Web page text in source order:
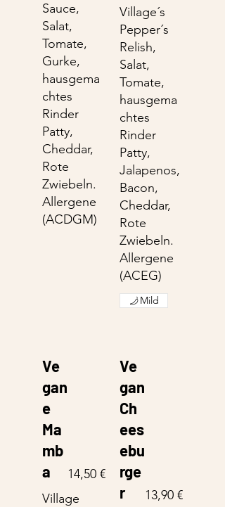
Sauce,
Salat,
Tomate,
Gurke,
hausgema
chtes
Rinder
Patty,
Cheddar,
Rote
Zwiebeln.
Allergene
(ACDGM)
Village´s
Pepper´s
Relish,
Salat,
Tomate,
hausgema
chtes
Rinder
Patty,
Jalapenos,
Bacon,
Cheddar,
Rote
Zwiebeln.
Allergene
(ACEG)
Mild
Ve
gan
e
Ma
mb
a
Village
14,50 €
Ve
gan
Ch
ees
ebu
rge
r
13,90 €